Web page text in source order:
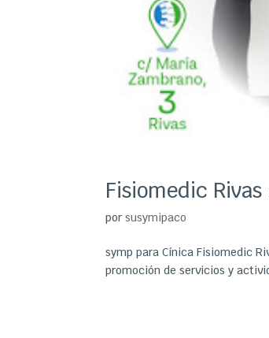
Fisiomedic
porsusymipaco
symp para Cínica Fisiomedic
promoción de servicios y